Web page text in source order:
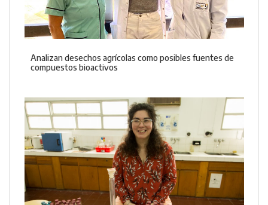
Analizan desechos agrícolas como posibles fuentes de
compuestos bioactivos